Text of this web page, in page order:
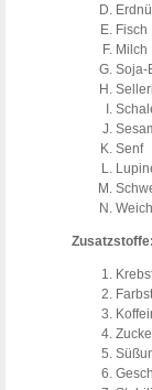
Fisch
Milch
Soja-
Senf
Zusatzstoffe: